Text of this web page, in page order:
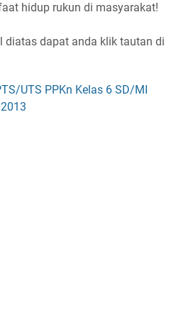
hidup rukun di masyarakat!
diatas dapat anda klik tautan di
UTS PPKn Kelas 6 SD/MI